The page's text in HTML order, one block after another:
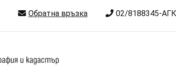
Обратна връзка 02/8188345-